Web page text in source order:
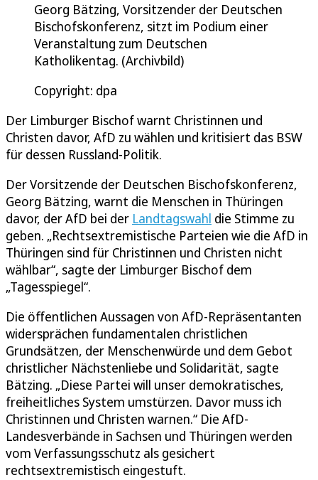
Georg Bätzing, Vorsitzender der Deutschen
Bischofskonferenz, sitzt im Podium einer
Veranstaltung zum Deutschen
Katholikentag. (Archivbild)
Copyright: dpa
Der Limburger Bischof warnt Christinnen und
Christen davor, AfD zu wählen und kritisiert das BSW
für dessen Russland-Politik.
Der Vorsitzende der Deutschen Bischofskonferenz,
Georg Bätzing, warnt die Menschen in Thüringen
davor, der AfD bei der Landtagswahl die Stimme zu
geben. „Rechtsextremistische Parteien wie die AfD in
Thüringen sind für Christinnen und Christen nicht
wählbar“, sagte der Limburger Bischof dem
„Tagesspiegel“.
Die öffentlichen Aussagen von AfD-Repräsentanten
widersprächen fundamentalen christlichen
Grundsätzen, der Menschenwürde und dem Gebot
christlicher Nächstenliebe und Solidarität, sagte
Bätzing. „Diese Partei will unser demokratisches,
freiheitliches System umstürzen. Davor muss ich
Christinnen und Christen warnen.“ Die AfD-
Landesverbände in Sachsen und Thüringen werden
vom Verfassungsschutz als gesichert
rechtsextremistisch eingestuft.